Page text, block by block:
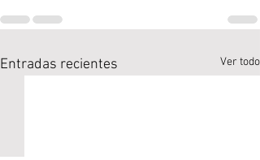
Entradas recientes Ver todo